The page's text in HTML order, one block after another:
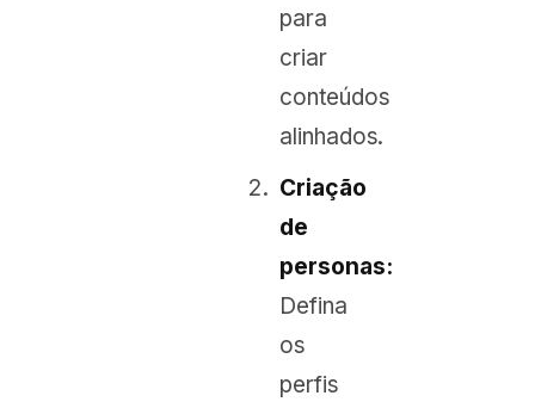
para
criar
conteúdos
alinhados.
Criação
de
personas:
Defina
os
perfis